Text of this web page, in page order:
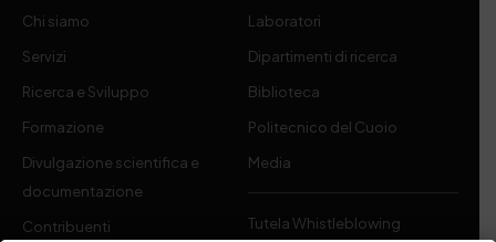
Chi siamo
Servizi
Ricerca e Sviluppo
Formazione
Divulgazione scientifica e
documentazione
Contribuenti
Laboratori
Dipartimenti di ricerca
Biblioteca
Politecnico del Cuoio
Media
Tutela Whistleblowing